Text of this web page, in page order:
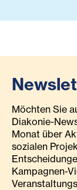
Möchten Sie
Diakonie-
Monat über
sozialen
Kampagnen-